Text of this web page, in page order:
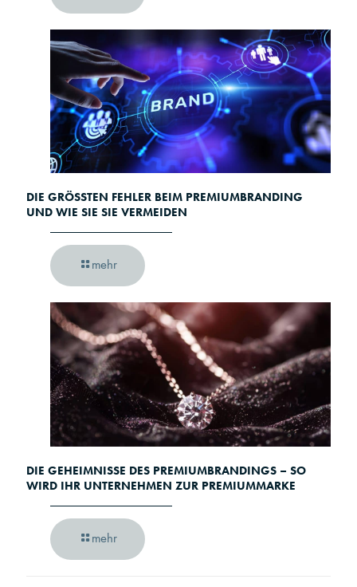
DIE GRÖSSTEN FEHLER BEIM PREMIUMBRANDING U
ND WIE SIE SIE VERMEIDEN
mehr
DIE GEHEIMNISSE DES PREMIUMBRANDINGS – SO
WIRD IHR UNTERNEHMEN ZUR PREMIUMMARKE
mehr